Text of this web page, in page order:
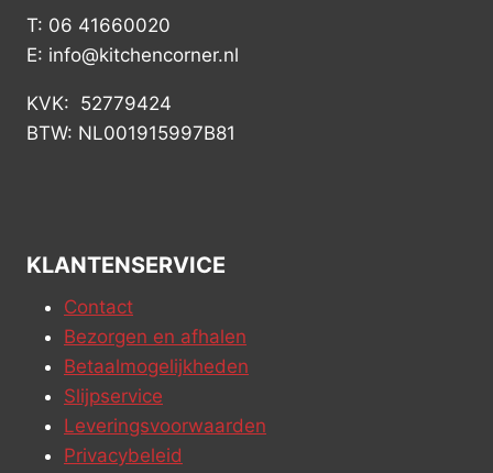
T: 06 41660020
E: info@kitchencorner.nl
KVK: 52779424
BTW: NL001915997B81
KLANTENSERVICE
Contact
Bezorgen en afhalen
Betaalmogelijkheden
Slijpservice
Leveringsvoorwaarden
Privacybeleid